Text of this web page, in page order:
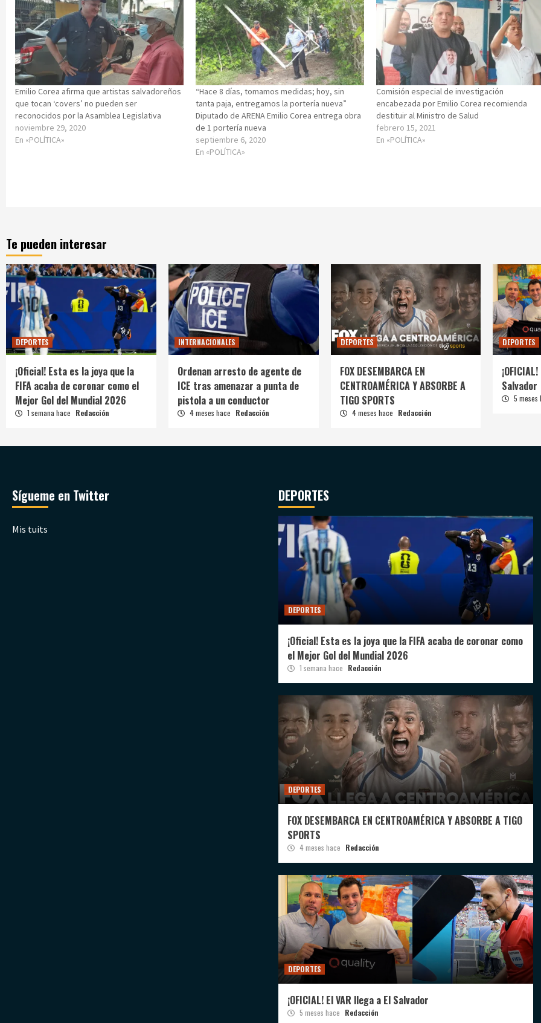
Emilio Corea afirma que artistas salvadoreños
que tocan ‘covers’ no pueden ser
reconocidos por la Asamblea Legislativa
noviembre 29, 2020
En «POLÍTICA»
“Hace 8 días, tomamos medidas; hoy, sin
tanta paja, entregamos la portería nueva”
Diputado de ARENA Emilio Corea entrega obra
de 1 portería nueva
septiembre 6, 2020
En «POLÍTICA»
Comisión especial de investigación
encabezada por Emilio Corea recomienda
destituir al Ministro de Salud
febrero 15, 2021
En «POLÍTICA»
Te pueden interesar
DEPORTES
¡Oficial! Esta es la joya que la
FIFA acaba de coronar como el
Mejor Gol del Mundial 2026
1 semana hace Redacción
INTERNACIONALES
Ordenan arresto de agente de
ICE tras amenazar a punta de
pistola a un conductor
4 meses hace Redacción
DEPORTES
FOX DESEMBARCA EN
CENTROAMÉRICA Y ABSORBE A
TIGO SPORTS
4 meses hace Redacción
DEPORTES
Salvador
5
Sígueme en Twitter
Mis tuits
DEPORTES
DEPORTES
¡Oficial! Esta es la joya que la FIFA acaba de coronar como
el Mejor Gol del Mundial 2026
1 semana hace Redacción
DEPORTES
FOX DESEMBARCA EN CENTROAMÉRICA Y ABSORBE A TIGO
SPORTS
4 meses hace Redacción
DEPORTES
¡OFICIAL! El VAR llega a El Salvador
5 meses hace Redacción